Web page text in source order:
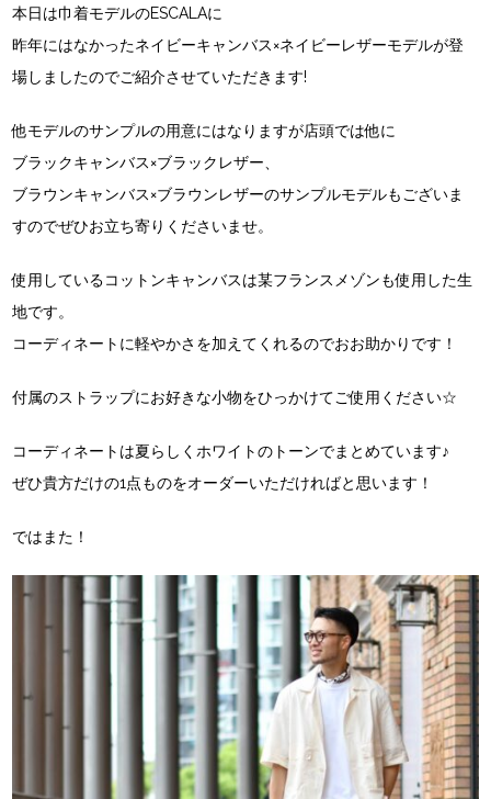
本日は巾着モデルのESCALAに
昨年にはなかったネイビーキャンバス×ネイビーレザーモデルが登
場しましたのでご紹介させていただきます!
他モデルのサンプルの用意にはなりますが店頭では他に
ブラックキャンバス×ブラックレザー、
ブラウンキャンバス×ブラウンレザーのサンプルモデルもございま
すのでぜひお立ち寄りくださいませ。
使用しているコットンキャンバスは某フランスメゾンも使用した生
地です。
コーディネートに軽やかさを加えてくれるのでおお助かりです！
付属のストラップにお好きな小物をひっかけてご使用ください☆
コーディネートは夏らしくホワイトのトーンでまとめています♪
ぜひ貴方だけの1点ものをオーダーいただければと思います！
ではまた！